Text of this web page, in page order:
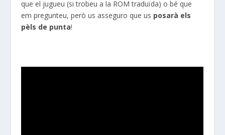
que el jugueu (si trobeu a la ROM traduïda) o bé que
em pregunteu, però us asseguro que us posarà els
pèls de punta!